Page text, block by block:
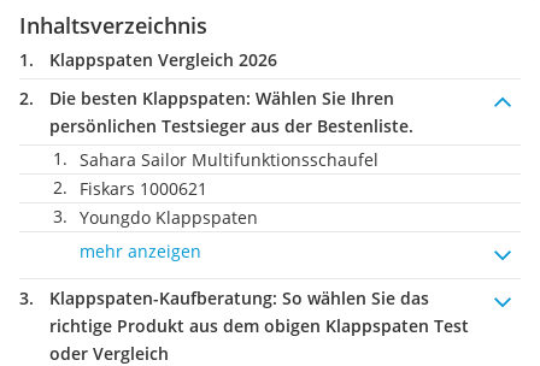
Inhaltsverzeichnis
Klappspaten Vergleich 2026
Die besten Klappspaten: Wählen Sie Ihren
persönlichen Testsieger aus der Bestenliste.
Sahara Sailor Multifunktionsschaufel
Fiskars 1000621
Youngdo Klappspaten
mehr anzeigen
Klappspaten-Kaufberatung: So wählen Sie das
richtige Produkt aus dem obigen Klappspaten Test
oder Vergleich